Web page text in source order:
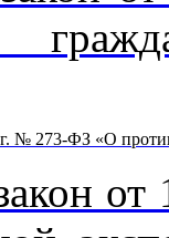
г. № 273-ФЗ «О